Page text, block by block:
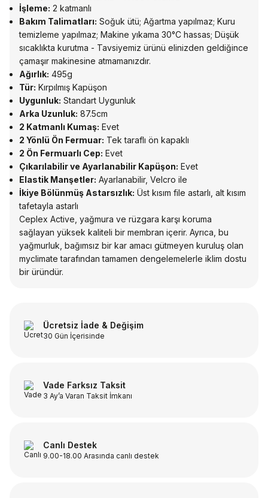
İşleme: 2 katmanlı
Bakım Talimatları: Soğuk ütü; Ağartma yapılmaz; Kuru
temizleme yapılmaz; Makine yıkama 30°C hassas; Düşük
sıcaklıkta kurutma - Tavsiyemiz ürünü elinizden geldiğince
çamaşır makinesine atmamanızdır.
Ağırlık: 495g
Tür: Kırpılmış Kapüşon
Uygunluk: Standart Uygunluk
Arka Uzunluk: 87.5cm
2 Katmanlı Kumaş: Evet
2 Yönlü Ön Fermuar: Tek taraflı ön kapaklı
2 Ön Fermuarlı Cep: Evet
Çıkarılabilir ve Ayarlanabilir Kapüşon: Evet
Elastik Manşetler: Ayarlanabilir, Velcro ile
İkiye Bölünmüş Astarsızlık: Üst kısım file astarlı, alt kısım
tafetayla astarlı
Ceplex Active, yağmura ve rüzgara karşı koruma
sağlayan yüksek kaliteli bir membran içerir. Ayrıca, bu
yağmurluk, bağımsız bir kar amacı gütmeyen kuruluş olan
myclimate tarafından tamamen dengelemelerle iklim dostu
bir üründür.
Ücretsiz İade & Değişim
30 Gün İçerisinde
Vade Farksız Taksit
3 Ay’a Varan Taksit İmkanı
Canlı Destek
9.00-18.00 Arasında canlı destek